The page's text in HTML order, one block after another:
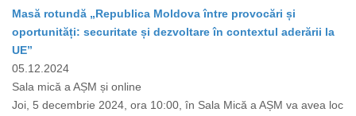
Masă rotundă „Republica Moldova între provocări și
oportunități: securitate și dezvoltare în contextul aderării la
UE”
05.12.2024
Sala mică a AȘM și online
Joi, 5 decembrie 2024, ora 10:00, în Sala Mică a AȘM va avea loc